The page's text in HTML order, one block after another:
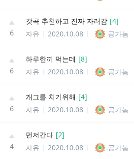
6
갓곡 추천하고 진짜 자러감 [4]
자유
2020.10.08 공가놈
6
하루한끼 먹는데 [8]
자유
2020.10.08 공가놈
6
개그를 치기위해 [4]
자유
2020.10.08 공가놈
4
먼저간다 [2]
자유
2020.10.08 공가놈